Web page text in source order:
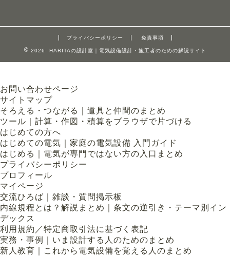
プライバシーポリシー 免責事項
2026 HARITAの設計室｜電気設備設計・施工者のための解説サイト
お問い合わせページ
サイトマップ
そろえる・つながる｜道具と仲間のまとめ
ツール｜計算・作図・積算をブラウザで片づける
はじめての方へ
はじめての電気｜家庭の電気設備 入門ガイド
はじめる｜電気が専門ではない方の入口まとめ
プライバシーポリシー
プロフィール
マイページ
交流ひろば｜雑談・質問掲示板
内線規程とは？解説まとめ｜条文の逆引き・テーマ別イン
デックス
利用規約／特定商取引法に基づく表記
実務・事例｜いま設計する人のためのまとめ
新人教育｜これから電気設備を覚える人のまとめ